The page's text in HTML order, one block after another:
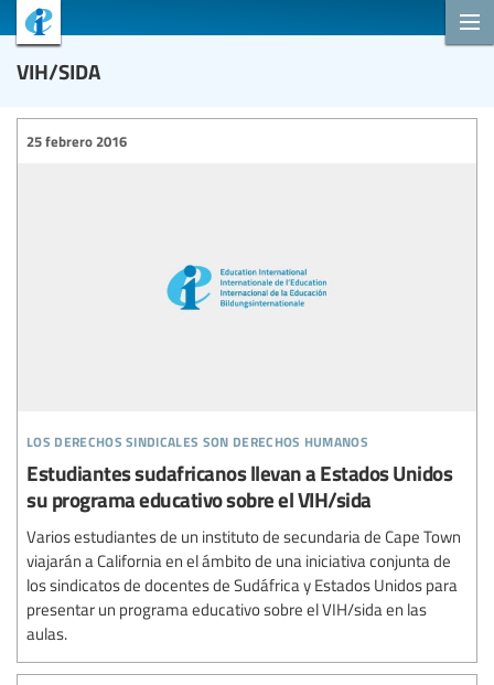
VIH/SIDA
los derechos sindicales son derechos humanos
25 febrero 2016
Estudiantes sudafricanos llevan a Estados Unidos
su programa educativo sobre el VIH/sida
Varios estudiantes de un instituto de secundaria de Cape Town
viajarán a California en el ámbito de una iniciativa conjunta de
los sindicatos de docentes de Sudáfrica y Estados Unidos para
presentar un programa educativo sobre el VIH/sida en las
aulas.